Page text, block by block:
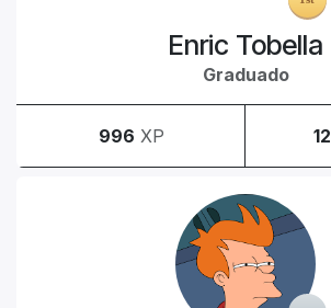
Enric Tobella
Graduado
996 XP 12